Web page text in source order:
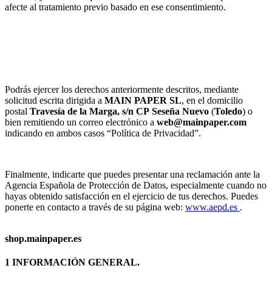
afecte al tratamiento previo basado en ese consentimiento.
Podrás ejercer los derechos anteriormente descritos, mediante
solicitud escrita dirigida a MAIN PAPER SL, en el domicilio
postal Travesía de la Marga, s/n CP Seseña Nuevo (Toledo) o
bien remitiendo un correo electrónico a web@mainpaper.com
indicando en ambos casos “Política de Privacidad”.
Finalmente, indicarte que puedes presentar una reclamación ante la
Agencia Española de Protección de Datos, especialmente cuando no
hayas obtenido satisfacción en el ejercicio de tus derechos. Puedes
ponerte en contacto a través de su página web: www.aepd.es .
shop.mainpaper.es
1 INFORMACIÓN GENERAL.